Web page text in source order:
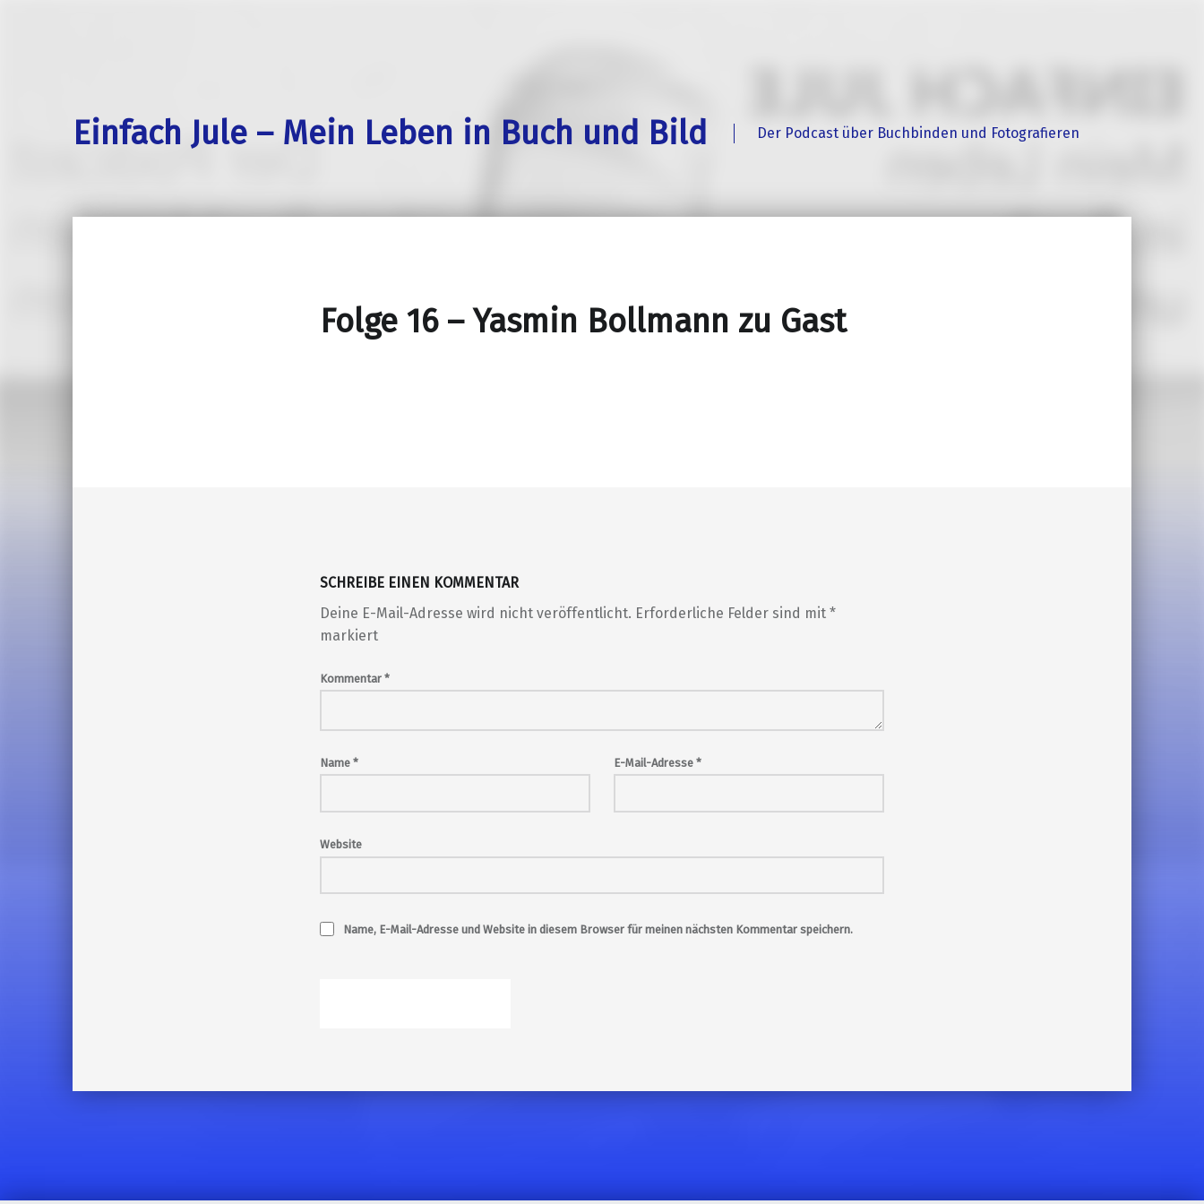
Einfach Jule – Mein Leben in Buch und Bild Der Podcast über Buchbinden und Fotografieren
Folge 16 – Yasmin Bollmann zu Gast
SCHREIBE EINEN KOMMENTAR
Deine E-Mail-Adresse wird nicht veröffentlicht. Erforderliche Felder sind mit *
markiert
Kommentar *
Name * E-Mail-Adresse *
Website
Name, E-Mail-Adresse und Website in diesem Browser für meinen nächsten Kommentar speichern.